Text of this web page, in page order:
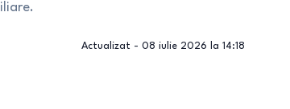
Actualizat - 08 iulie 2026 la 14:18